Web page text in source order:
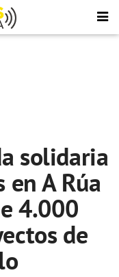
solidaria
en A Rúa
4.000
de